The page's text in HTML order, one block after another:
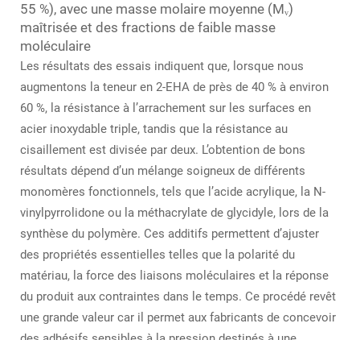
55 %), avec une masse molaire moyenne (Mᵥ)
maîtrisée et des fractions de faible masse
moléculaire
Les résultats des essais indiquent que, lorsque nous
augmentons la teneur en 2-EHA de près de 40 % à environ
60 %, la résistance à l’arrachement sur les surfaces en
acier inoxydable triple, tandis que la résistance au
cisaillement est divisée par deux. L’obtention de bons
résultats dépend d’un mélange soigneux de différents
monomères fonctionnels, tels que l’acide acrylique, la N-
vinylpyrrolidone ou la méthacrylate de glycidyle, lors de la
synthèse du polymère. Ces additifs permettent d’ajuster
des propriétés essentielles telles que la polarité du
matériau, la force des liaisons moléculaires et la réponse
du produit aux contraintes dans le temps. Ce procédé revêt
une grande valeur car il permet aux fabricants de concevoir